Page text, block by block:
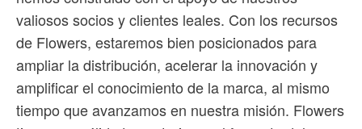
valiosos socios y clientes leales. Con los recursos
de Flowers, estaremos bien posicionados para
ampliar la distribución, acelerar la innovación y
amplificar el conocimiento de la marca, al mismo
tiempo que avanzamos en nuestra misión. Flowers